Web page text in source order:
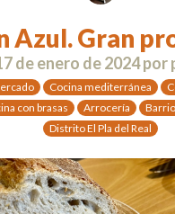
Azul. Gran
de enero de 2024por
Cocina mediterránea
con brasas
Arrocería
Distrito El Pla del Real